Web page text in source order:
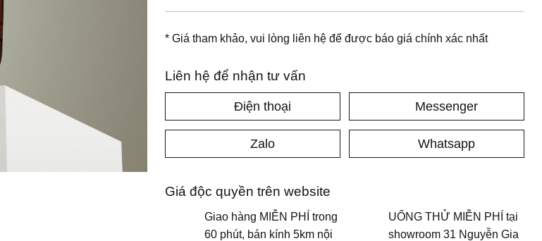
* Giá tham khảo, vui lòng liên hệ để được báo giá chính xác nhất
Liên hệ để nhận tư vấn
Điện thoại
Zalo
Messenger
Whatsapp
Giá độc quyền trên website
Giao hàng MIỄN PHÍ trong
60 phút, bán kính 5km nội
UỐNG THỬ MIỄN PHÍ tại
showroom 31 Nguyễn Gia